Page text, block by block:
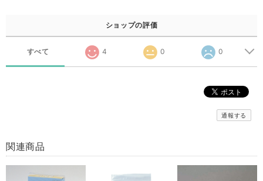
ショップの評価
すべて 4 0 0
通報する
関連商品